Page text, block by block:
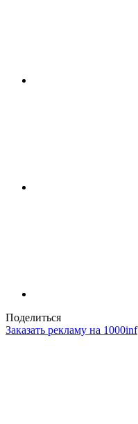
Поделиться
Заказать рекламу на 1000inf